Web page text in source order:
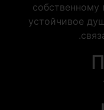
устойчивое